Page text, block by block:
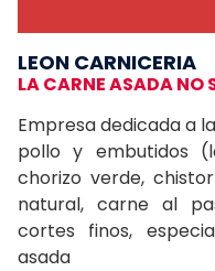
LEON CARNICERIA
LA CARNE ASADA NO
Empresa dedicada a
pollo y embutidos
chorizo verde,
natural, carne al
cortes finos,
asada